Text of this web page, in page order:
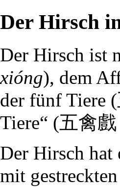
Der Hirsch
Der Hirsch ist
xióng), dem
der fünf Tiere
Tiere“ (五禽
Der Hirsch hat
mit